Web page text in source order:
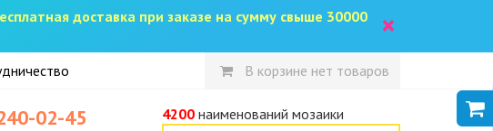
доставка при заказе на сумму свыше 30000
×
В корзине нет товаров
02-45 4200наименований мозаики